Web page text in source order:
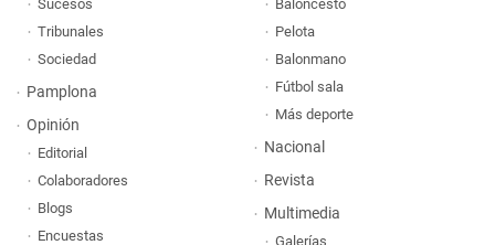
Sucesos
Tribunales
Sociedad
Pamplona
Opinión
Editorial
Colaboradores
Blogs
Encuestas
Baloncesto
Pelota
Balonmano
Fútbol sala
Más deporte
Nacional
Revista
Multimedia
Galerías